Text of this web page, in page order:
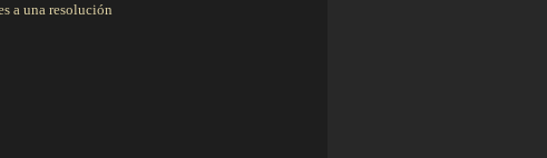
a una resolución